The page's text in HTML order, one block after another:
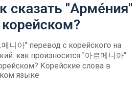
сказать "Арме́ния"
корейском?
니아" перевод с корейского на
как произносится "아르메니아"
Корейские слова в
языке